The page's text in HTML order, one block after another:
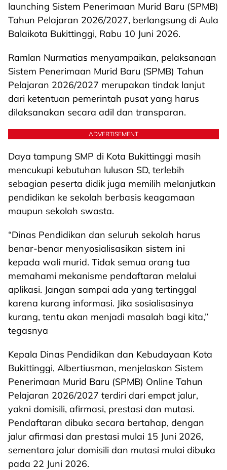
launching Sistem Penerimaan Murid Baru (SPMB)
Tahun Pelajaran 2026/2027, berlangsung di Aula
Balaikota Bukittinggi, Rabu 10 Juni 2026.
Ramlan Nurmatias menyampaikan, pelaksanaan
Sistem Penerimaan Murid Baru (SPMB) Tahun
Pelajaran 2026/2027 merupakan tindak lanjut
dari ketentuan pemerintah pusat yang harus
dilaksanakan secara adil dan transparan.
ADVERTISEMENT
Daya tampung SMP di Kota Bukittinggi masih
mencukupi kebutuhan lulusan SD, terlebih
sebagian peserta didik juga memilih melanjutkan
pendidikan ke sekolah berbasis keagamaan
maupun sekolah swasta.
“Dinas Pendidikan dan seluruh sekolah harus
benar-benar menyosialisasikan sistem ini
kepada wali murid. Tidak semua orang tua
memahami mekanisme pendaftaran melalui
aplikasi. Jangan sampai ada yang tertinggal
karena kurang informasi. Jika sosialisasinya
kurang, tentu akan menjadi masalah bagi kita,”
tegasnya
Kepala Dinas Pendidikan dan Kebudayaan Kota
Bukittinggi, Albertiusman, menjelaskan Sistem
Penerimaan Murid Baru (SPMB) Online Tahun
Pelajaran 2026/2027 terdiri dari empat jalur,
yakni domisili, afirmasi, prestasi dan mutasi.
Pendaftaran dibuka secara bertahap, dengan
jalur afirmasi dan prestasi mulai 15 Juni 2026,
sementara jalur domisili dan mutasi mulai dibuka
pada 22 Juni 2026.